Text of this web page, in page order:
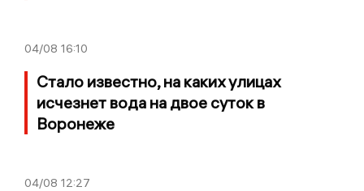
04/08 16:10
Стало известно, на каких улицах
исчезнет вода на двое суток в
Воронеже
04/08 12:27